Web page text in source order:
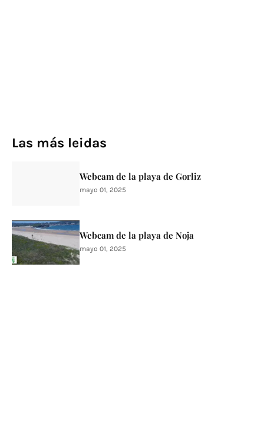
Las más leidas
Webcam de la playa de Gorliz
mayo 01, 2025
Webcam de la playa de Noja
mayo 01, 2025